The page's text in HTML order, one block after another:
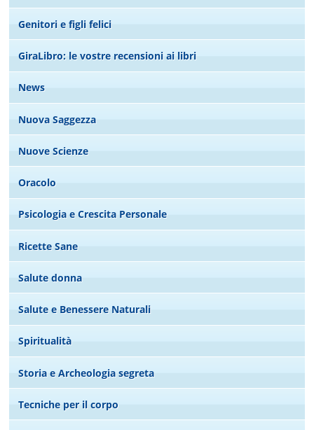
Genitori e figli felici
GiraLibro: le vostre recensioni ai libri
News
Nuova Saggezza
Nuove Scienze
Oracolo
Psicologia e Crescita Personale
Ricette Sane
Salute donna
Salute e Benessere Naturali
Spiritualità
Storia e Archeologia segreta
Tecniche per il corpo